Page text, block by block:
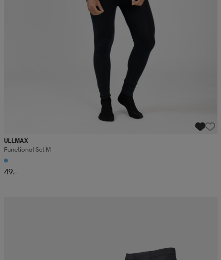
ULLMAX
Functional Set M
49,-